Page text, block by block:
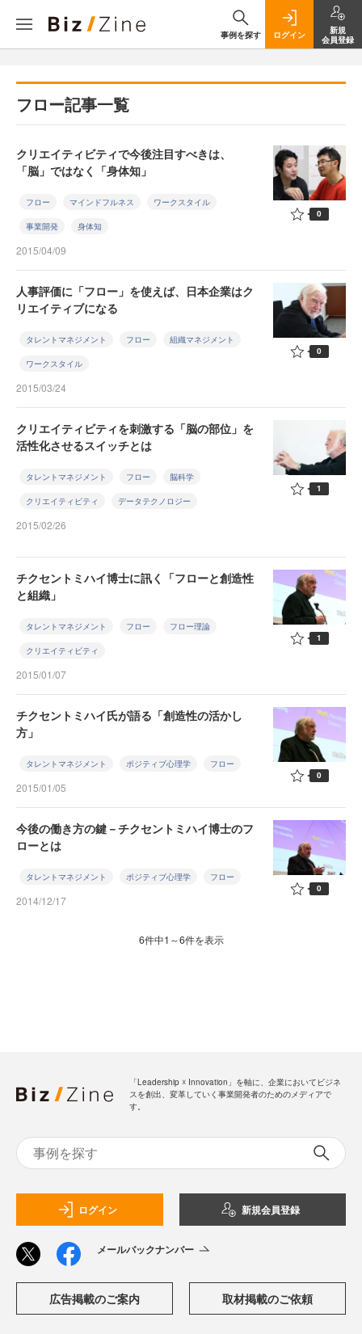
事例を探す ログイン
新規
会員登録
フロー記事一覧
クリエイティビティで今後注目すべきは、
「脳」ではなく「身体知」
フロー マインドフルネス ワークスタイル
事業開発 身体知
2015/04/09
0
人事評価に「フロー」を使えば、日本企業はク
リエイティブになる
タレントマネジメント フロー 組織マネジメント
ワークスタイル
2015/03/24
0
クリエイティビティを刺激する「脳の部位」を
活性化させるスイッチとは
タレントマネジメント フロー 脳科学
クリエイティビティ データテクノロジー
2015/02/26
1
チクセントミハイ博士に訊く「フローと創造性
と組織」
タレントマネジメント フロー フロー理論
クリエイティビティ
2015/01/07
1
チクセントミハイ氏が語る「創造性の活かし
方」
タレントマネジメント ポジティブ心理学 フロー
2015/01/05
0
今後の働き方の鍵－チクセントミハイ博士のフ
ローとは
タレントマネジメント ポジティブ心理学 フロー
2014/12/17
0
6件中1～6件を表示
「Leadership ☓ Innovation」を軸に、企業においてビジネ
スを創出、変革していく事業開発者のためのメディアで
す。
ログイン 新規会員登録
メールバックナンバー
広告掲載のご案内 取材掲載のご依頼